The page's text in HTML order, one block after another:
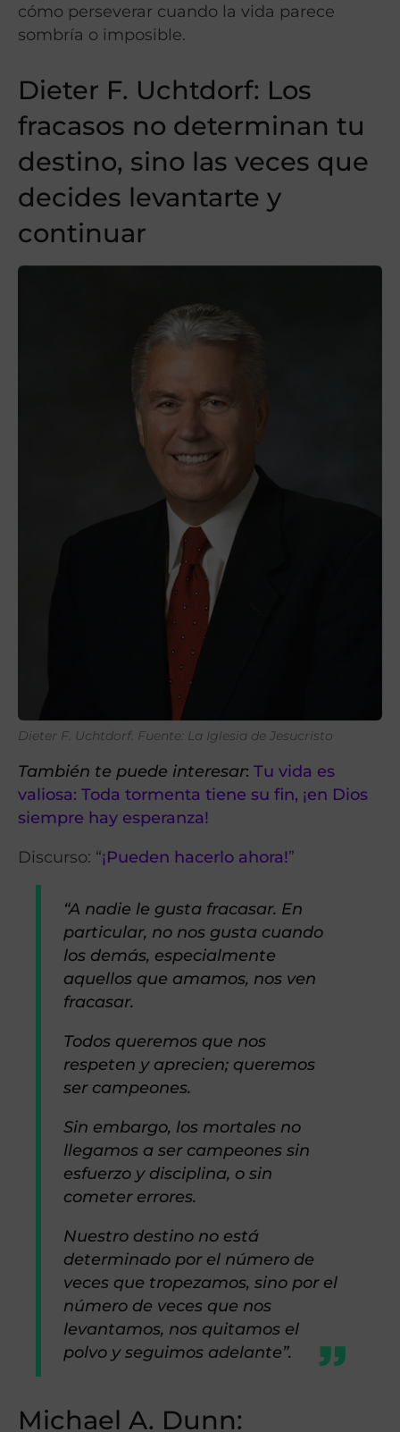
cómo perseverar cuando la vida parece
sombría o imposible.
Dieter F. Uchtdorf: Los
fracasos no determinan tu
destino, sino las veces que
decides levantarte y
continuar
Dieter F. Uchtdorf. Fuente: La Iglesia de Jesucristo
También te puede interesar: Tu vida es
valiosa: Toda tormenta tiene su fin, ¡en Dios
siempre hay esperanza!
Discurso: “¡Pueden hacerlo ahora!”
“A nadie le gusta fracasar. En
particular, no nos gusta cuando
los demás, especialmente
aquellos que amamos, nos ven
fracasar.
Todos queremos que nos
respeten y aprecien; queremos
ser campeones.
Sin embargo, los mortales no
llegamos a ser campeones sin
esfuerzo y disciplina, o sin
cometer errores.
Nuestro destino no está
determinado por el número de
veces que tropezamos, sino por el
número de veces que nos
levantamos, nos quitamos el
polvo y seguimos adelante”.
Michael A. Dunn: